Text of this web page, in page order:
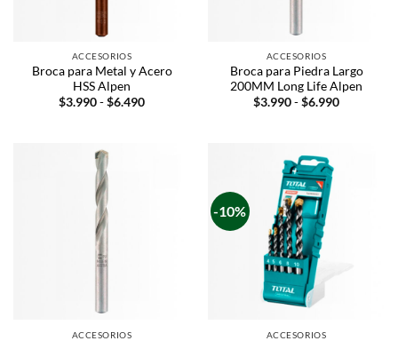
ACCESORIOS
Broca para Metal y Acero
HSS Alpen
$3.990-$6.490
ACCESORIOS
Broca para Piedra Largo
200MM Long Life Alpen
$3.990-$6.990
ACCESORIOS
-10%
ACCESORIOS